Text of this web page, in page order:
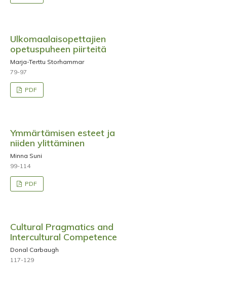
Ulkomaalaisopettajien
opetuspuheen piirteitä
Marja-Terttu Storhammar
79-97
PDF
Ymmärtämisen esteet ja
niiden ylittäminen
Minna Suni
99-114
PDF
Cultural Pragmatics and
Intercultural Competence
Donal Carbaugh
117-129